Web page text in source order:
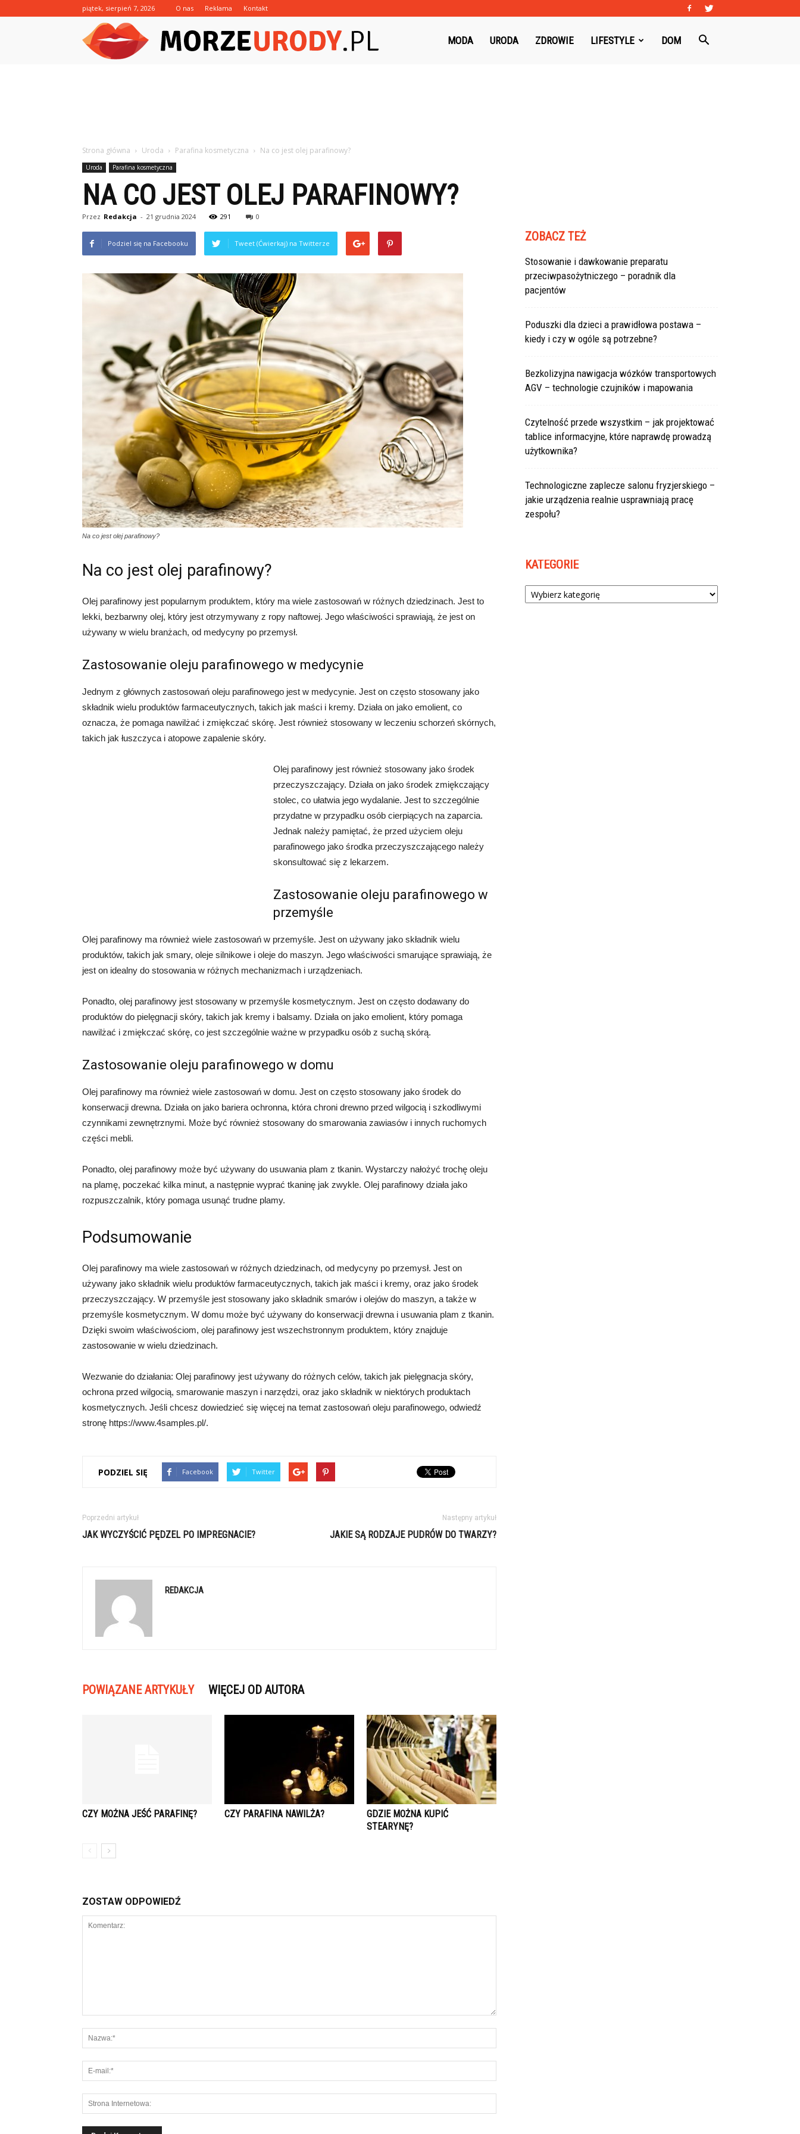
piątek, sierpień 7, 2026 O nas Reklama Kontakt
MODA URODA ZDROWIE LIFESTYLE DOM
Strona główna Uroda Parafina kosmetyczna Na co jest olej parafinowy?
Uroda Parafina kosmetyczna
NA CO JEST OLEJ PARAFINOWY?
Przez Redakcja - 21 grudnia 2024 291 0
Podziel się na Facebooku Tweet (Ćwierkaj) na Twitterze
Na co jest olej parafinowy?
Na co jest olej parafinowy?
Olej parafinowy jest popularnym produktem, który ma wiele zastosowań w różnych dziedzinach. Jest to
lekki, bezbarwny olej, który jest otrzymywany z ropy naftowej. Jego właściwości sprawiają, że jest on
używany w wielu branżach, od medycyny po przemysł.
Zastosowanie oleju parafinowego w medycynie
Jednym z głównych zastosowań oleju parafinowego jest w medycynie. Jest on często stosowany jako
składnik wielu produktów farmaceutycznych, takich jak maści i kremy. Działa on jako emolient, co
oznacza, że pomaga nawilżać i zmiękczać skórę. Jest również stosowany w leczeniu schorzeń skórnych,
takich jak łuszczyca i atopowe zapalenie skóry.
Olej parafinowy jest również stosowany jako środek
przeczyszczający. Działa on jako środek zmiękczający
stolec, co ułatwia jego wydalanie. Jest to szczególnie
przydatne w przypadku osób cierpiących na zaparcia.
Jednak należy pamiętać, że przed użyciem oleju
parafinowego jako środka przeczyszczającego należy
skonsultować się z lekarzem.
Zastosowanie oleju parafinowego w
przemyśle
Olej parafinowy ma również wiele zastosowań w przemyśle. Jest on używany jako składnik wielu
produktów, takich jak smary, oleje silnikowe i oleje do maszyn. Jego właściwości smarujące sprawiają, że
jest on idealny do stosowania w różnych mechanizmach i urządzeniach.
Ponadto, olej parafinowy jest stosowany w przemyśle kosmetycznym. Jest on często dodawany do
produktów do pielęgnacji skóry, takich jak kremy i balsamy. Działa on jako emolient, który pomaga
nawilżać i zmiękczać skórę, co jest szczególnie ważne w przypadku osób z suchą skórą.
Zastosowanie oleju parafinowego w domu
Olej parafinowy ma również wiele zastosowań w domu. Jest on często stosowany jako środek do
konserwacji drewna. Działa on jako bariera ochronna, która chroni drewno przed wilgocią i szkodliwymi
czynnikami zewnętrznymi. Może być również stosowany do smarowania zawiasów i innych ruchomych
części mebli.
Ponadto, olej parafinowy może być używany do usuwania plam z tkanin. Wystarczy nałożyć trochę oleju
na plamę, poczekać kilka minut, a następnie wyprać tkaninę jak zwykle. Olej parafinowy działa jako
rozpuszczalnik, który pomaga usunąć trudne plamy.
Podsumowanie
Olej parafinowy ma wiele zastosowań w różnych dziedzinach, od medycyny po przemysł. Jest on
używany jako składnik wielu produktów farmaceutycznych, takich jak maści i kremy, oraz jako środek
przeczyszczający. W przemyśle jest stosowany jako składnik smarów i olejów do maszyn, a także w
przemyśle kosmetycznym. W domu może być używany do konserwacji drewna i usuwania plam z tkanin.
Dzięki swoim właściwościom, olej parafinowy jest wszechstronnym produktem, który znajduje
zastosowanie w wielu dziedzinach.
Wezwanie do działania: Olej parafinowy jest używany do różnych celów, takich jak pielęgnacja skóry,
ochrona przed wilgocią, smarowanie maszyn i narzędzi, oraz jako składnik w niektórych produktach
kosmetycznych. Jeśli chcesz dowiedzieć się więcej na temat zastosowań oleju parafinowego, odwiedź
stronę https://www.4samples.pl/.
PODZIEL SIĘ Facebook Twitter
Poprzedni artykuł
JAK WYCZYŚCIĆ PĘDZEL PO IMPREGNACIE?
Następny artykuł
JAKIE SĄ RODZAJE PUDRÓW DO TWARZY?
REDAKCJA
POWIĄZANE ARTYKUŁY WIĘCEJ OD AUTORA
CZY MOŻNA JEŚĆ PARAFINĘ? CZY PARAFINA NAWILŻA?
GDZIE MOŻNA KUPIĆ
STEARYNĘ?
ZOSTAW ODPOWIEDŹ
ZOBACZ TEŻ
Stosowanie i dawkowanie preparatu
przeciwpasożytniczego – poradnik dla
pacjentów
Poduszki dla dzieci a prawidłowa postawa –
kiedy i czy w ogóle są potrzebne?
Bezkolizyjna nawigacja wózków transportowych
AGV – technologie czujników i mapowania
Czytelność przede wszystkim – jak projektować
tablice informacyjne, które naprawdę prowadzą
użytkownika?
Technologiczne zaplecze salonu fryzjerskiego –
jakie urządzenia realnie usprawniają pracę
zespołu?
KATEGORIE
Kategorie